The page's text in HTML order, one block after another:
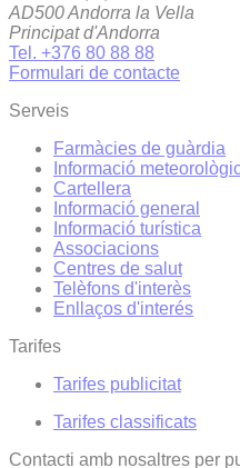
AD500 Andorra la Vella
Principat d'Andorra
Tel. +376 80 88 88
Formulari de contacte
Serveis
Farmàcies de guàrdia
Informació
Cartellera
Informació general
Informació turística
Associacions
Centres de salut
Telèfons d'interès
Enllaços d'interés
Tarifes
Tarifes publicitat
Tarifes classificats
Contacti amb nosaltres per